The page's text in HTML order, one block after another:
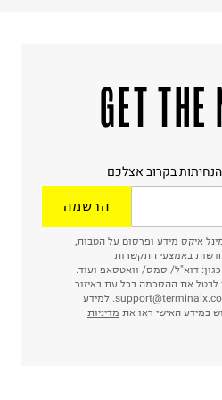
בקרוב אצלכם
הרשמה
איקס מידע ופרסום על הטבות,
חדשות באמצעי התקשרות
כגון: דוא"ל/ סמס/ וואטסאפ ועוד.
לבטל את ההסכמה בכל עת באיזור
האישי או בפנייה לsupport@terminalx.com. למידע
במידע האישי ראו את מדיניות